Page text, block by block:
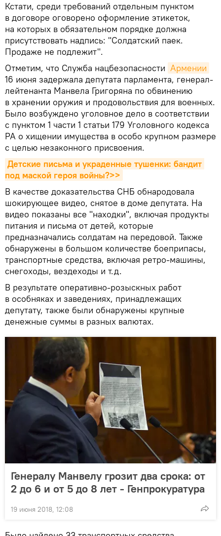
Кстати, среди требований отдельным пунктом
в договоре оговорено оформление этикеток,
на которых в обязательном порядке должна
присутствовать надпись: "Солдатский паек.
Продаже не подлежит".
Отметим, что Служба нацбезопасности Армении
16 июня задержала депутата парламента, генерал-
лейтенанта Манвела Григоряна по обвинению
в хранении оружия и продовольствия для военных.
Было возбуждено уголовное дело в соответствии
с пунктом 1 части 1 статьи 179 Уголовного кодекса
РА о хищении имущества в особо крупном размере
с целью незаконного присвоения.
Детские письма и украденные тушенки: бандит
под маской героя войны?>>
В качестве доказательства СНБ обнародовала
шокирующее видео, снятое в доме депутата. На
видео показаны все "находки", включая продукты
питания и письма от детей, которые
предназначались солдатам на передовой. Также
обнаружены в большом количестве боеприпасы,
транспортные средства, включая ретро-машины,
снегоходы, вездеходы и т.д.
В результате оперативно-розыскных работ
в особняках и заведениях, принадлежащих
депутату, также были обнаружены крупные
денежные суммы в разных валютах.
Генералу Манвелу грозит два срока: от
2 до 6 и от 5 до 8 лет - Генпрокуратура
19 июня 2018, 12:08